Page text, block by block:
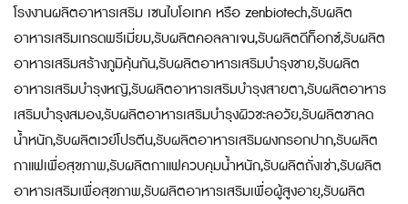
โรงงานผลิตอาหารเสริม เซนไบโอเทค หรือ zenbiotech,รับผลิต
อาหารเสริมเกรดพรีเมี่ยม,รับผลิตคอลลาเจน,รับผลิตดีท็อกซ์,รับผลิต
อาหารเสริมสร้างภูมิคุ้นกัน,รับผลิตอาหารเสริมบำรุงชาย,รับผลิต
อาหารเสริมบำรุงหญิ,รับผลิตอาหารเสริมบำรุงสายตา,รับผลิตอาหาร
เสริมบำรุงสมอง,รับผลิตอาหารเสริมบำรุงผิวชะลอวัย,รับผลิตชาลด
น้ำหนัก,รับผลิตเวย์โปรตีน,รับผลิตอาหารเสริมผงกรอกปาก,รับผลิต
กาแฟเพื่อสุขภาพ,รับผลิตกาแฟควบคุมน้ำหนัก,รับผลิตถั่งเช่า,รับผลิต
อาหารเสริมเพื่อสุขภาพ,รับผลิตอาหารเสริมเพื่อผู้สูงอายุ,รับผลิต